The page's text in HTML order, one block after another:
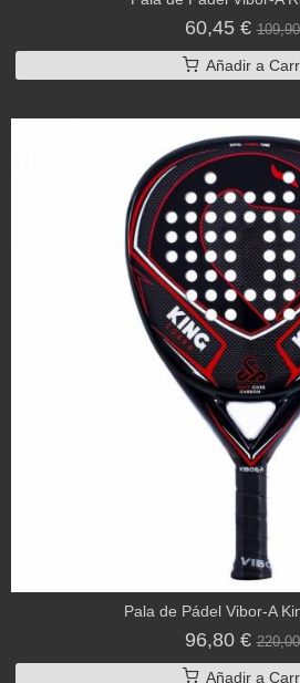
60,45 €
Añadir a
Pala de Pádel Vibor-A
96,80 €
Añadir a